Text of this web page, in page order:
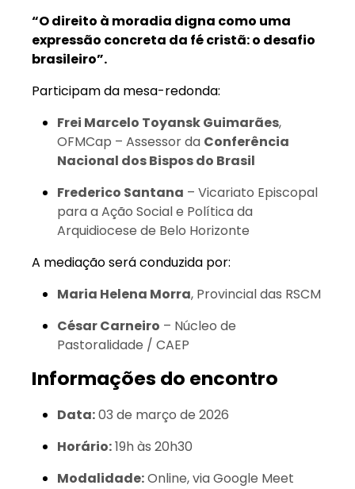
“O direito à moradia digna como uma
expressão concreta da fé cristã: o desafio
brasileiro”.
Participam da mesa-redonda:
Frei Marcelo Toyansk Guimarães,
OFMCap – Assessor da Conferência
Nacional dos Bispos do Brasil
Frederico Santana – Vicariato Episcopal
para a Ação Social e Política da
Arquidiocese de Belo Horizonte
A mediação será conduzida por:
Maria Helena Morra, Provincial das RSCM
César Carneiro – Núcleo de
Pastoralidade / CAEP
Informações do encontro
Data:03 de março de 2026
Horário:19h às 20h30
Modalidade:Online, via Google Meet